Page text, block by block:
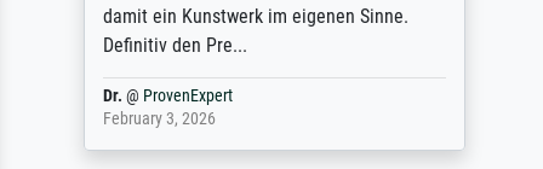
damit ein Kunstwerk im eigenen Sinne.
Definitiv den Pre...
Dr.@ ProvenExpert
February 3, 2026